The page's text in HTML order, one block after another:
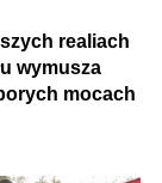
realiach
wymusza
mocach